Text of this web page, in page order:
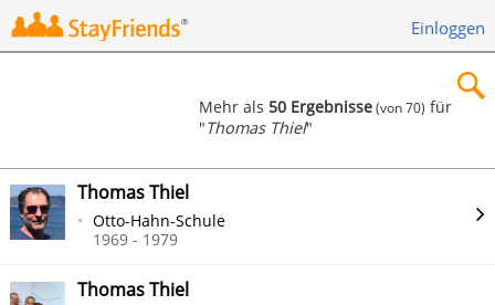
Einloggen
Suchen
Mehr als 50 Ergebnisse (von 70) für
"Thomas Thiel"
Thomas Thiel
Otto-Hahn-Schule
1969 - 1979
Thomas Thiel